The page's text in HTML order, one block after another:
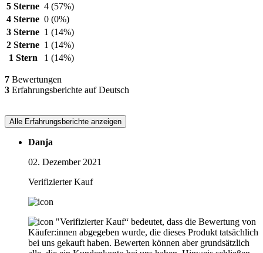
5 Sterne 4 (57%)
4 Sterne 0 (0%)
3 Sterne 1 (14%)
2 Sterne 1 (14%)
1 Stern
1 (14%)
7 Bewertungen
3 Erfahrungsberichte auf Deutsch
Alle Erfahrungsberichte anzeigen
Danja
02. Dezember 2021
Verifizierter Kauf
"Verifizierter Kauf“ bedeutet, dass die Bewertung von
Käufer:innen abgegeben wurde, die dieses Produkt tatsächlich
bei uns gekauft haben. Bewerten können aber grundsätzlich